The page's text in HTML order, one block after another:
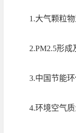
1.大气颗粒物
2.PM2.5形成
3.中国节能环
4.环境空气质